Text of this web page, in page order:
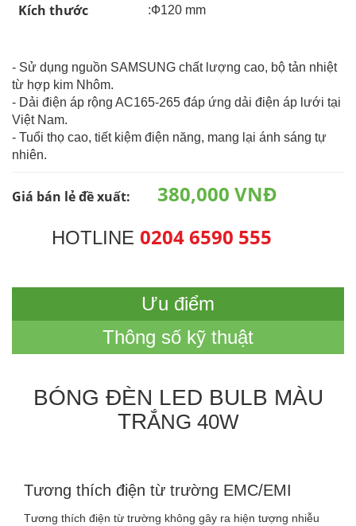
Kích thước :Ф120 mm
- Sử dụng nguồn SAMSUNG chất lượng cao, bộ tản nhiệt
từ hợp kim Nhôm.
- Dải điện áp rộng AC165-265 đáp ứng dải điện áp lưới tại
Việt Nam.
- Tuổi thọ cao, tiết kiệm điện năng, mang lại ánh sáng tự
nhiên.
Giá bán lẻ đề xuất: 380,000 VNĐ
HOTLINE 0204 6590 555
Ưu điểm
Thông số kỹ thuật
BÓNG ĐÈN LED BULB MÀU
TRẮNG 40W
Tương thích điện từ trường EMC/EMI
Tương thích điện từ trường không gây ra hiện tượng nhiễu